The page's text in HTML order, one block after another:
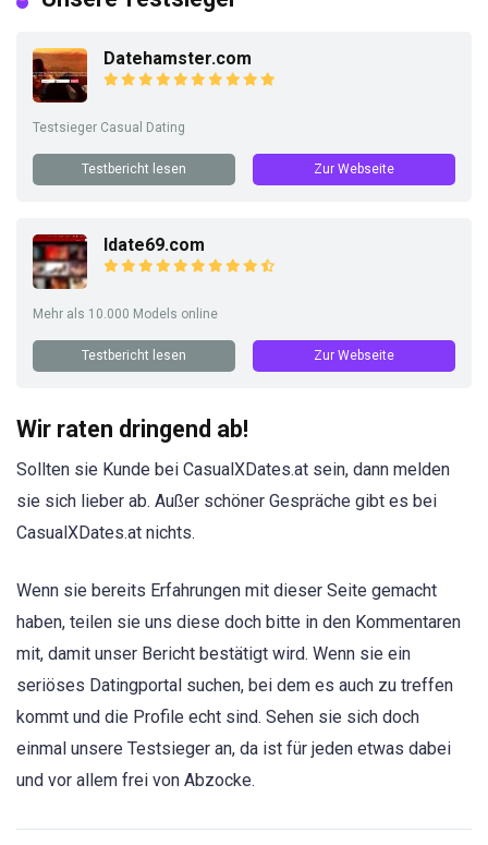
Datehamster.com
Testsieger Casual Dating
Testbericht lesen Zur Webseite
Idate69.com
Mehr als 10.000 Models online
Testbericht lesen Zur Webseite
Wir raten dringend ab!
Sollten sie Kunde bei CasualXDates.at sein, dann melden
sie sich lieber ab. Außer schöner Gespräche gibt es bei
CasualXDates.at nichts.
Wenn sie bereits Erfahrungen mit dieser Seite gemacht
haben, teilen sie uns diese doch bitte in den Kommentaren
mit, damit unser Bericht bestätigt wird. Wenn sie ein
seriöses Datingportal suchen, bei dem es auch zu treffen
kommt und die Profile echt sind. Sehen sie sich doch
einmal unsere Testsieger an, da ist für jeden etwas dabei
und vor allem frei von Abzocke.